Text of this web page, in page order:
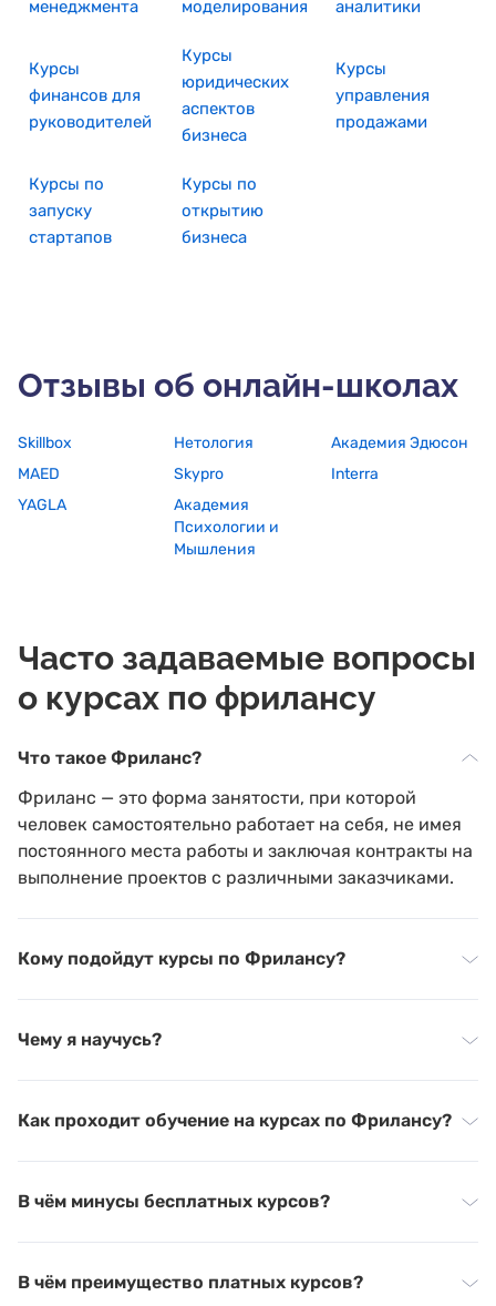
менеджмента моделирования аналитики
Курсы
финансов для
руководителей
Курсы
юридических
аспектов
бизнеса
Курсы
управления
продажами
Курсы по
запуску
стартапов
Курсы по
открытию
бизнеса
Отзывы об онлайн-школах
Skillbox Нетология
Академия Эдюсон
MAED
Skypro
Interra
YAGLA
Академия
Психологии и
Мышления
Часто задаваемые вопросы
о курсах по фрилансу
Что такое Фриланс?
Фриланс — это форма занятости, при которой
человек самостоятельно работает на себя, не имея
постоянного места работы и заключая контракты на
выполнение проектов с различными заказчиками.
Кому подойдут курсы по Фрилансу?
Чему я научусь?
Как проходит обучение на курсах по Фрилансу?
В чём минусы бесплатных курсов?
В чём преимущество платных курсов?